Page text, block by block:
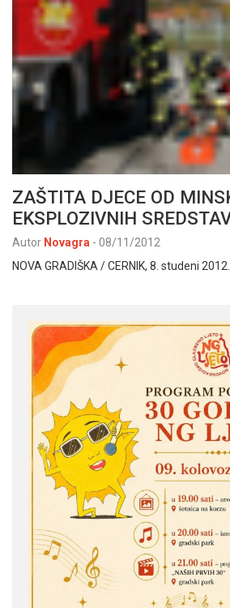
ZAŠTITA DJECE OD
EKSPLOZIVNIH
Autor Novagra - 08/11/2012
NOVA GRADIŠKA / CERNIK, 8. studeni